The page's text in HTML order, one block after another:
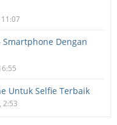
Smartphone Dengan
Untuk Selfie Terbaik
2:53